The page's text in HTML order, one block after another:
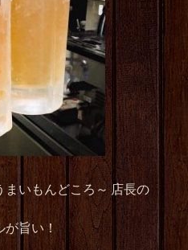
いもんどころ～ 店長の
旨い！